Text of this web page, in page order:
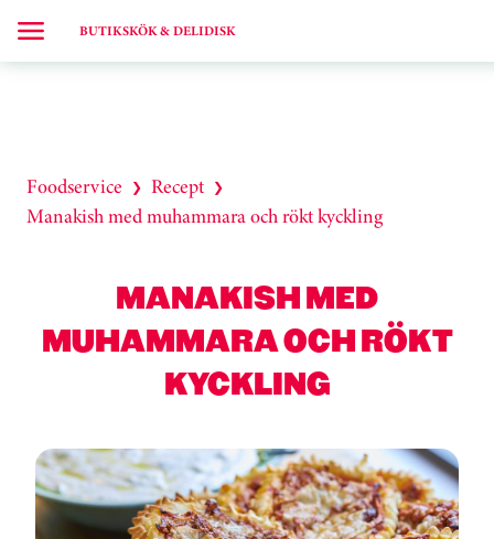
BUTIKSKÖK & DELIDISK
Foodservice ❯ Recept ❯
Manakish med muhammara och rökt kyckling
MANAKISH MED
MUHAMMARA OCH RÖKT
KYCKLING